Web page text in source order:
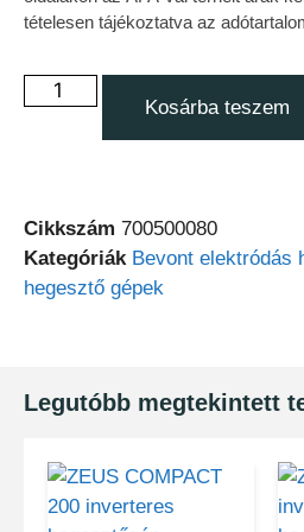
tételesen tájékoztatva az
Kosárba teszem
Cikkszám 700500080
Kategóriák Bevont elektródás
hegesztő gépek
Legutóbb megtekintett